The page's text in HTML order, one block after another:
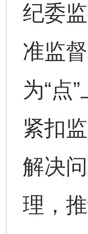
纪委
准监
为“点
紧扣
解决
理，